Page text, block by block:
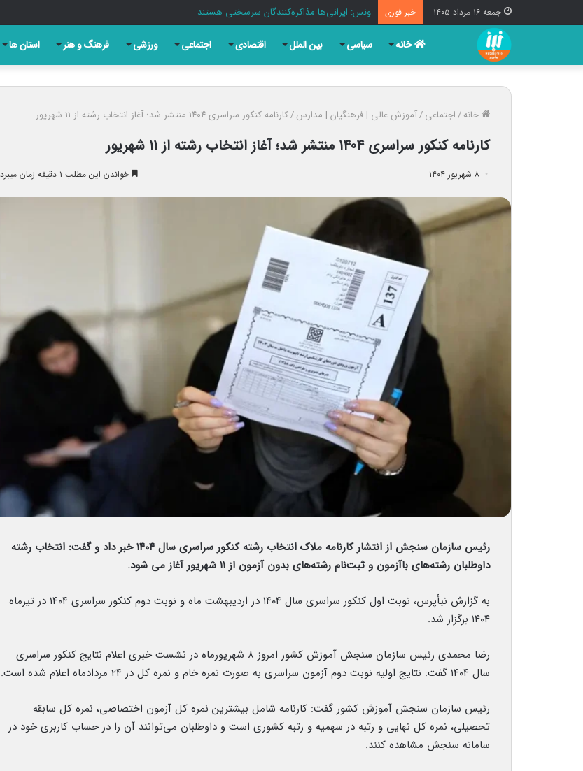
جمعه ۱۶ مرداد ۱۴۰۵ خبر فوری ونس: ایرانی‌ها مذاکره‌کنندگان سرسختی هستند
خانه سیاسی بین الملل اقتصادی اجتماعی ورزشی فرهنگ و هنر استان ها
خانه/اجتماعی/آموزش عالی | فرهنگیان | مدارس/کارنامه کنکور سراسری ۱۴۰۴ منتشر شد؛ آغاز انتخاب رشته از ۱۱ شهریور
کارنامه کنکور سراسری ۱۴۰۴ منتشر شد؛ آغاز انتخاب رشته از ۱۱ شهریور
۸ شهریور ۱۴۰۴ خواندن این مطلب ۱ دقیقه زمان میبرد
رئیس سازمان سنجش از انتشار کارنامه ملاک انتخاب رشته کنکور سراسری سال ۱۴۰۴ خبر داد و گفت: انتخاب رشته
داوطلبان رشته‌های باآزمون و ثبت‌نام رشته‌های بدون آزمون از ۱۱ شهریور آغاز می شود.
به گزارش نبأپرس، نوبت اول کنکور سراسری سال ۱۴۰۴ در اردیبهشت ماه و نوبت دوم کنکور سراسری ۱۴۰۴ در تیرماه
۱۴۰۴ برگزار شد.
رضا محمدی رئیس سازمان سنجش آموزش کشور امروز ۸ شهریورماه در نشست خبری اعلام نتایج کنکور سراسری
سال ۱۴۰۴ گفت: نتایج اولیه نوبت دوم آزمون سراسری به صورت نمره خام و نمره کل در ۲۴ مردادماه اعلام شده است.
رئیس سازمان سنجش آموزش کشور گفت: کارنامه شامل بیشترین نمره کل آزمون اختصاصی، نمره کل سابقه
تحصیلی، نمره کل نهایی و رتبه در سهمیه و رتبه کشوری است و داوطلبان می‌توانند آن را در حساب کاربری خود در
سامانه سنجش مشاهده کنند.